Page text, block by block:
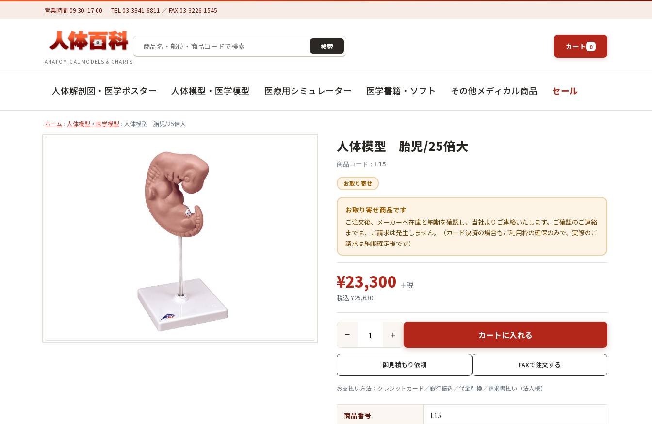
営業時間 09:30–17:00 TEL 03-3341-6811 ／ FAX 03-3226-1545
ANATOMICAL MODELS & CHARTS
検索 カート 0
人体解剖図・医学ポスター 人体模型・医学模型 医療用シミュレーター 医学書籍・ソフト その他メディカル商品 セール
ホーム › 人体模型・医学模型 › 人体模型 胎児/25倍大
人体模型 胎児/25倍大
商品コード：L15
お取り寄せ
お取り寄せ商品です
ご注文後、メーカーへ在庫と納期を確認し、当社よりご連絡いたします。ご確認のご連絡
までは、ご請求は発生しません。（カード決済の場合もご利用枠の確保のみで、実際のご
請求は納期確定後です）
¥23,300 ＋税
税込 ¥25,630
− ＋ カートに入れる
御見積もり依頼 FAXで注文する
お支払い方法：クレジットカード／銀行振込／代金引換／請求書払い（法人様）
商品番号 L15